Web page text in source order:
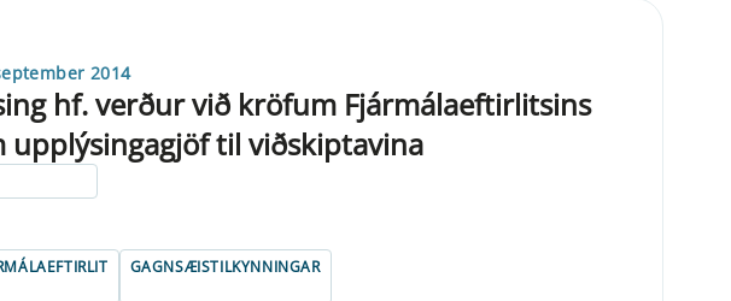
2014
hf. verður við kröfum Fjármálaeftirlitsins
upplýsingagjöf til viðskiptavina
GAGNSÆISTILKYNNINGAR